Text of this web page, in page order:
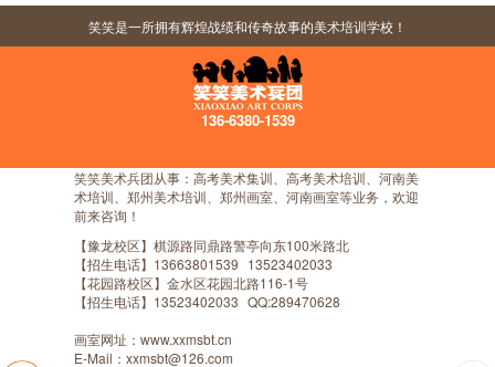
笑笑是一所拥有辉煌战绩和传奇故事的美术培训学校！
136-6380-1539
笑笑美术兵团从事：高考美术集训、高考美术培训、河南美
术培训、郑州美术培训、郑州画室、河南画室等业务，欢迎
前来咨询！
【豫龙校区】棋源路同鼎路警亭向东100米路北
【招生电话】 13663801539 13523402033
【花园路校区】金水区花园北路116-1号
【招生电话】 13523402033 QQ:289470628
画室网址：www.xxmsbt.cn
E-Mail：xxmsbt@126.com